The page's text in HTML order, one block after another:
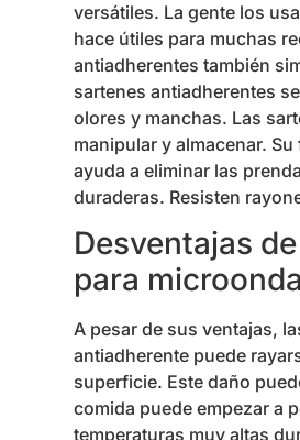
versátiles. La gente los
hace útiles para muchas
antiadherentes también
sartenes antiadherentes
olores y manchas. Las
manipular y almacenar.
ayuda a eliminar las
duraderas. Resisten
Desventajas
para
A pesar de sus ventajas,
antiadherente puede
superficie. Este daño
comida puede empezar a
temperaturas muy altas